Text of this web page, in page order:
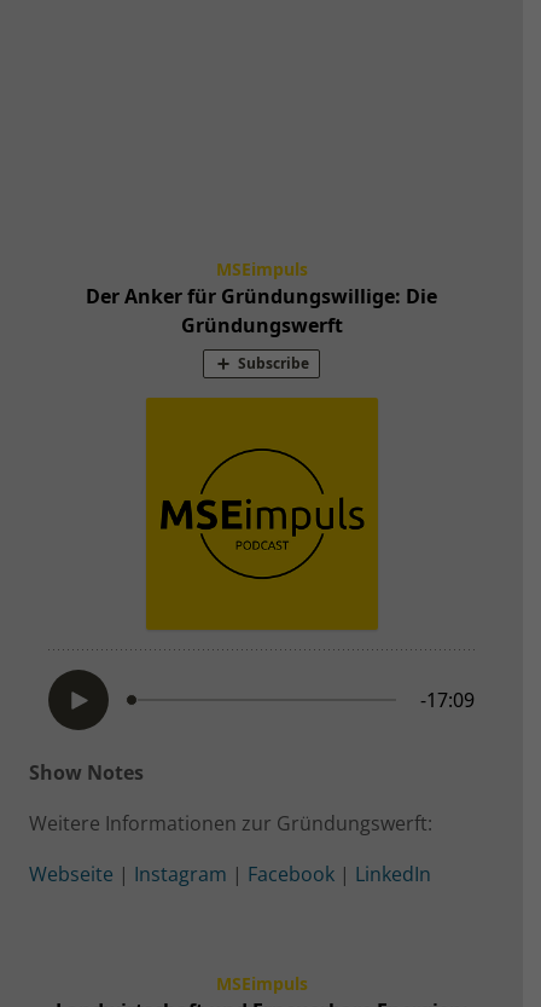
Show Notes
Weitere Informationen zur Gründungswerft:
Webseite | Instagram | Facebook | LinkedIn